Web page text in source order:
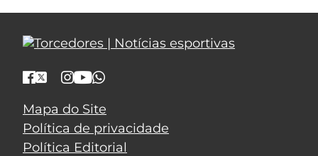
Mapa do Site
Política de privacidade
Política Editorial